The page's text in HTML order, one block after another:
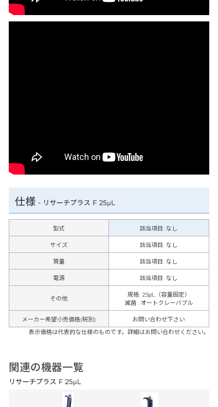
仕様 - リサーチプラス F 25μL
型式 該当項目: なし
サイズ 該当項目: なし
質量 該当項目: なし
電源 該当項目: なし
その他
規格: 25μL（容量固定）
滅菌 : オートクレーバブル
メーカー希望小売価格(税別)
お問い合わせ下さい
表示価格は代表的な仕様のものです。詳細はお問い合わせください。
関連の機器一覧
リサーチプラス F 25μL